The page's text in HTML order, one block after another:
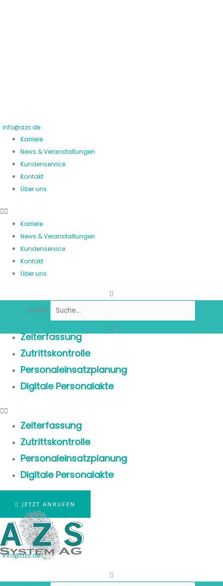
info@azs.de
Karriere
News & Veranstaltungen
Kundenservice
Kontakt
Über uns
Karriere
News & Veranstaltungen
Kundenservice
Kontakt
Über uns
Suche
Zeiterfassung
Zutrittskontrolle
Personaleinsatzplanung
Digitale Personalakte
Zeiterfassung
Zutrittskontrolle
Personaleinsatzplanung
Digitale Personalakte
JETZT ANRUFEN
info@azs.de